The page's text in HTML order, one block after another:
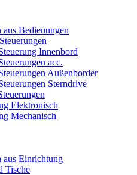
aus Bedienungen
Innenbord
acc.
Außenborder
Sterndrive
Elektronisch
Mechanisch
aus Einrichtung
Tische